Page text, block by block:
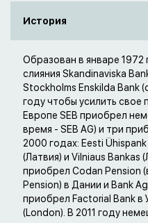
История
Образован в январе 1972
слияния Skandinaviska
Stockholms Enskilda Bank
году чтобы усилить свое
Европе SEB приобрел
время - SEB AG) и три
2000 годах: Eesti
(Латвия) и Vilniaus Bankas
приобрел Codan Pension
Pension) в Дании и Bank
приобрел Factorial Bank в
(London). В 2011 году